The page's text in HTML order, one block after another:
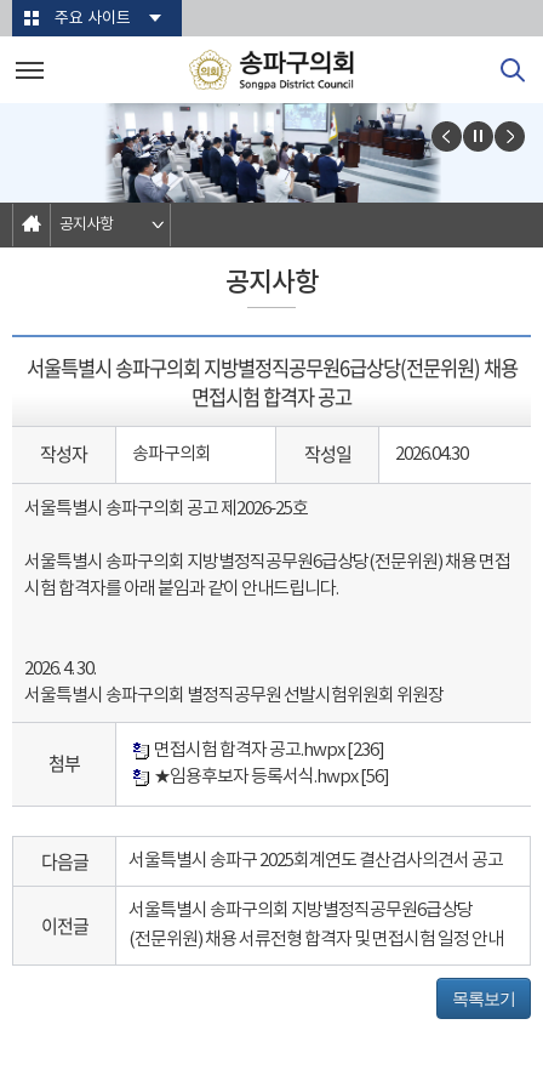
본문바로가기주요 사이트
공지사항
공지사항
서울특별시 송파구의회 지방별정직공무원6급상당(전문위원) 채용
면접시험 합격자 공고
작성자 송파구의회 작성일 2026.04.30
서울특별시 송파구의회 공고 제2026-25호
서울특별시 송파구의회 지방별정직공무원6급상당(전문위원) 채용 면접
시험 합격자를 아래 붙임과 같이 안내드립니다.
2026. 4. 30.
서울특별시 송파구의회 별정직공무원 선발시험위원회 위원장
첨부 면접시험 합격자 공고.hwpx [236]
★임용후보자 등록서식.hwpx [56]
다음글 서울특별시 송파구 2025회계연도 결산검사의견서 공고
이전글
서울특별시 송파구의회 지방별정직공무원6급상당
(전문위원) 채용 서류전형 합격자 및 면접시험 일정 안내
목록보기